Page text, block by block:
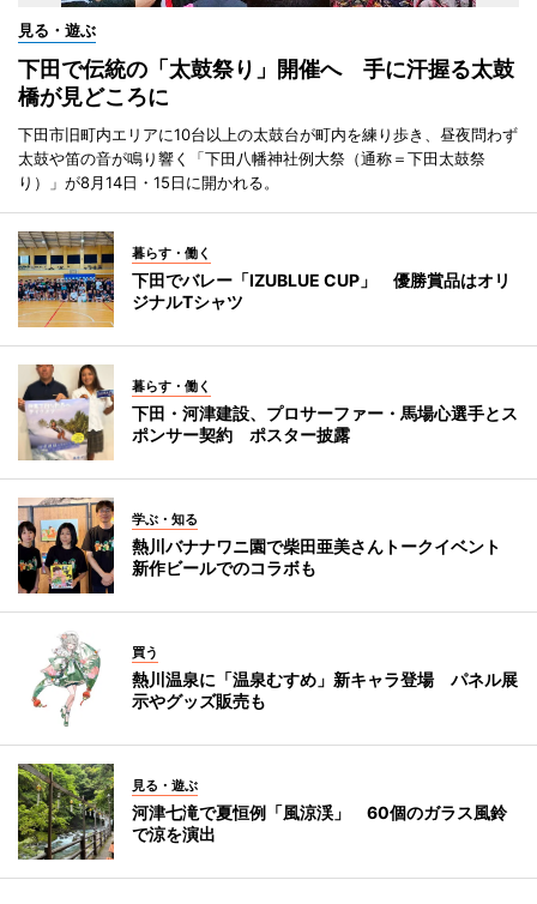
見る・遊ぶ
下田で伝統の「太鼓祭り」開催へ 手に汗握る太鼓
橋が見どころに
下田市旧町内エリアに10台以上の太鼓台が町内を練り歩き、昼夜問わず
太鼓や笛の音が鳴り響く「下田八幡神社例大祭（通称＝下田太鼓祭
り）」が8月14日・15日に開かれる。
暮らす・働く
下田でバレー「IZUBLUE CUP」 優勝賞品はオリ
ジナルTシャツ
暮らす・働く
下田・河津建設、プロサーファー・馬場心選手とス
ポンサー契約 ポスター披露
学ぶ・知る
熱川バナナワニ園で柴田亜美さんトークイベント
新作ビールでのコラボも
買う
熱川温泉に「温泉むすめ」新キャラ登場 パネル展
示やグッズ販売も
見る・遊ぶ
河津七滝で夏恒例「風涼渓」 60個のガラス風鈴
で涼を演出